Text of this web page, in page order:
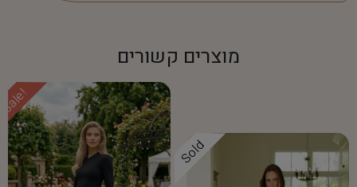
מוצרים קשורים
Sold